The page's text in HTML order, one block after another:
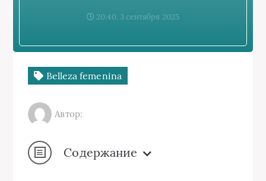
20:40, 3 сентября 2025
Belleza femenina
Автор:
Содержание